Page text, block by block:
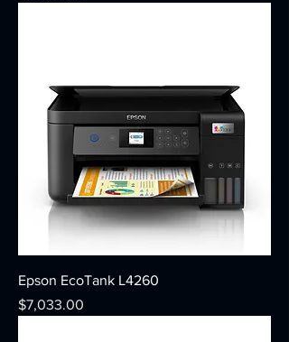
Epson EcoTank L4260
Precio
$7,033.00